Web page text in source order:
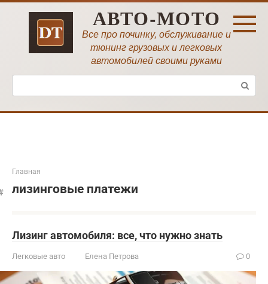
Перейти
АВТО-МОТО
Все про починку, обслуживание и
тюнинг грузовых и легковых
автомобилей своими руками
Поиск:
Главная
лизинговые платежи
Лизинг автомобиля: все, что нужно знать
Легковые авто Елена Петрова 0